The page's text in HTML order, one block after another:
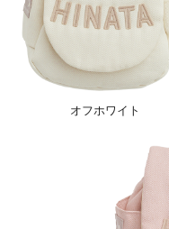
オフホワイト